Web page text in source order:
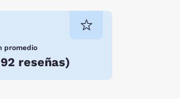
promedio
reseñas)